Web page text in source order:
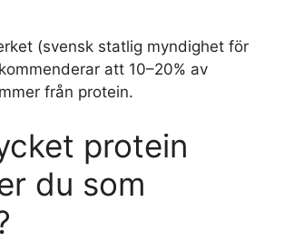
(svensk statlig myndighet för
att 10–20% av
från protein.
protein
du som